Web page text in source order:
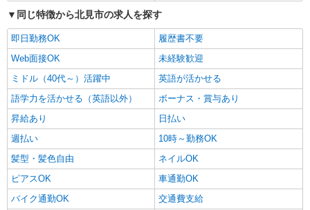
同じ特徴から北見市の求人を探す
即日勤務OK
履歴書不要
Web面接OK
未経験歓迎
ミドル（40代～）活躍中
英語が活かせる
語学力を活かせる（英語以外）
ボーナス・賞与あり
昇給あり
日払い
週払い
10時～勤務OK
髪型・髪色自由
ネイルOK
ピアスOK
車通勤OK
バイク通勤OK
交通費支給